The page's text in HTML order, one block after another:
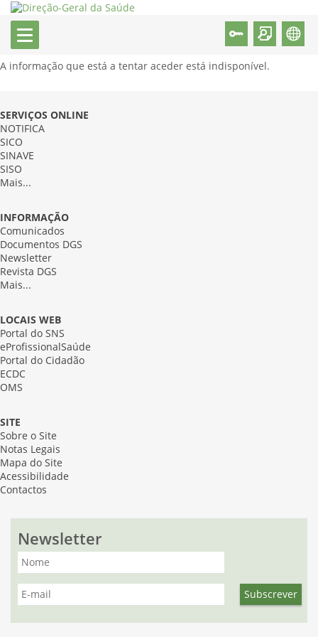
A informação que está a tentar aceder está indisponível.
SERVIÇOS ONLINE
NOTIFICA
SICO
SINAVE
SISO
Mais...
INFORMAÇÃO
Comunicados
Documentos DGS
Newsletter
Revista DGS
Mais...
LOCAIS WEB
Portal do SNS
eProfissionalSaúde
Portal do Cidadão
ECDC
OMS
SITE
Sobre o Site
Notas Legais
Mapa do Site
Acessibilidade
Contactos
Newsletter